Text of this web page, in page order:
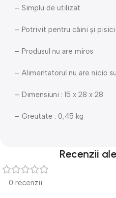
– Simplu de utilizat
– Potrivit pentru câini și pisici
– Produsul nu are miros
– Alimentatorul nu are nicio
– Dimensiuni : 15 x 28 x 28
– Greutate : 0,45 kg
Recenzii
0 recenzii